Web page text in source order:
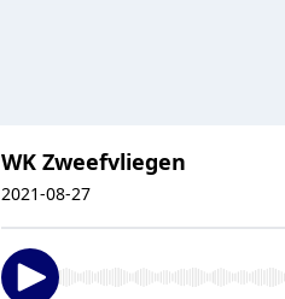
WK Zweefvliegen
2021-08-27